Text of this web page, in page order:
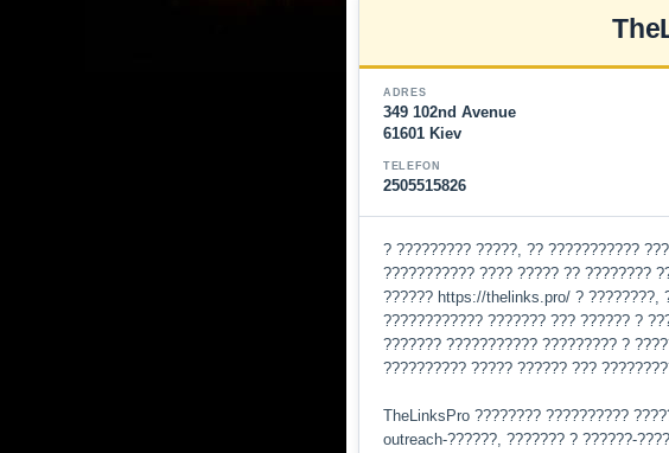
ADRES
349 102nd Avenue
61601 Kiev
TELEFON
2505515826
? ????????? ?????, ?? ???????????
??????????? ???? ????? ?? ????????
?????? https://thelinks.pro/ ? ????????,
???????????? ??????? ??? ?????? ?
??????? ??????????? ????????? ?
?????????? ????? ?????? ???
TheLinksPro ???????? ??????????
outreach-??????, ??????? ? ??????-